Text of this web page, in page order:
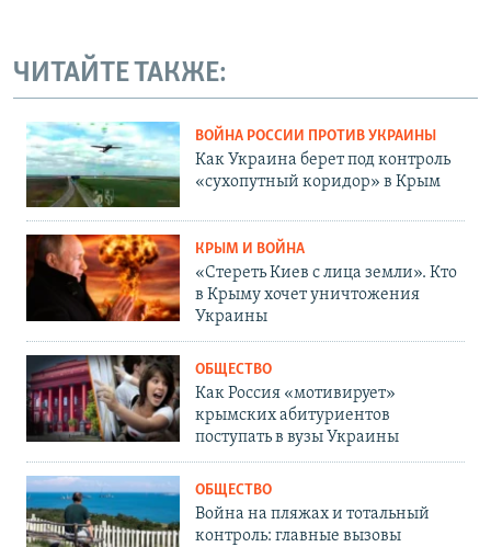
ЧИТАЙТЕ ТАКЖЕ:
ВОЙНА РОССИИ ПРОТИВ УКРАИНЫ
Как Украина берет под контроль
«сухопутный коридор» в Крым
КРЫМ И ВОЙНА
«Стереть Киев с лица земли». Кто
в Крыму хочет уничтожения
Украины
ОБЩЕСТВО
Как Россия «мотивирует»
крымских абитуриентов
поступать в вузы Украины
ОБЩЕСТВО
Война на пляжах и тотальный
контроль: главные вызовы